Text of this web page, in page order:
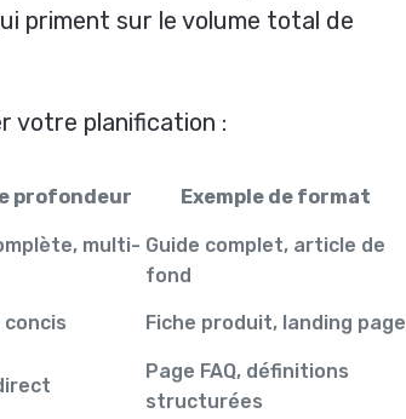
priment sur le volume total de
votre planification :
profondeur Exemple de format
multi- Guide complet, article de
fond
Fiche produit, landing page
Page FAQ, définitions
structurées